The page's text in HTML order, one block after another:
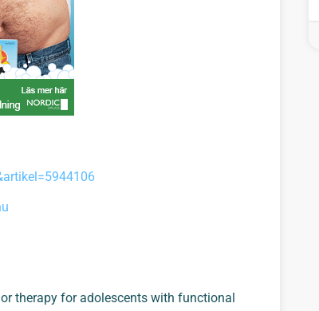
therapy for adolescents with functional